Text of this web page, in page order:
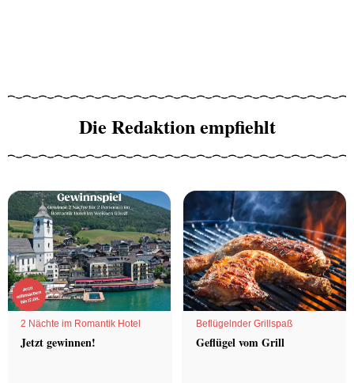
Die Redaktion empfiehlt
2 Nächte im Romantik Hotel
Jetzt gewinnen!
Beflügelnder Grillspaß
Geflügel vom Grill